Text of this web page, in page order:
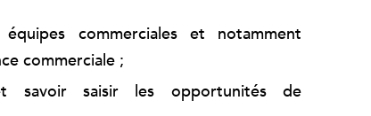
commerciales et notamment
commerciale ;
savoir saisir les opportunités de